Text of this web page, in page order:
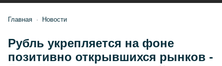
Главная Новости
Рубль укрепляется на фоне
позитивно открывшихся рынков -